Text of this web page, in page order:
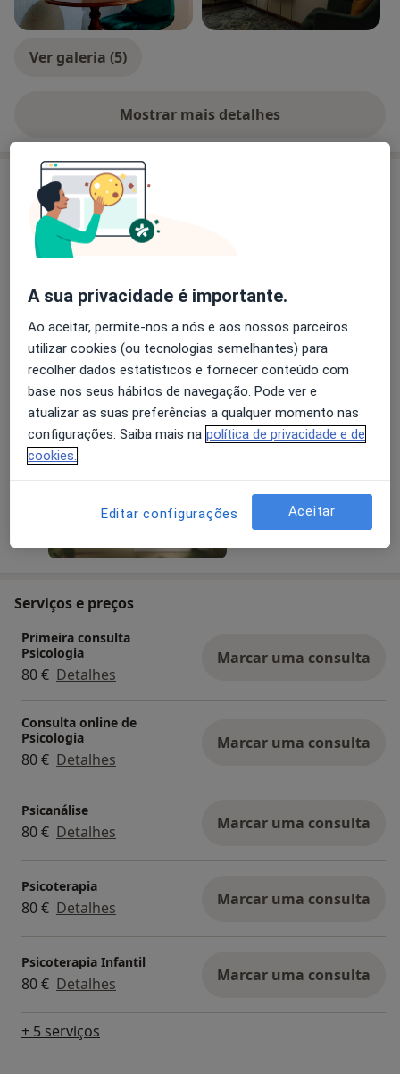
Obrigada e até breve! "
Ver galeria (5)
Mostrar mais detalhes
sobre a experiência
Novidades
Dra. Elaine de Andrade
A psicoterapia é um tratamento que passa pela
fala, portanto, desde que o paciente tenha um
espaço que garanta privacidade na casa, a
psicoterapia online é uma alternativa segura e
eficaz para quem não pode se deslocar ao
consultório presencial
Ler mais
13/08/2022
Serviços e preços
Primeira consulta
Psicologia
80 € Detalhes
Marcar uma consulta
Consulta online de
Psicologia
80 € Detalhes
Marcar uma consulta
Psicanálise
80 € Detalhes Marcar uma consulta
Psicoterapia
80 € Detalhes Marcar uma consulta
Psicoterapia Infantil
80 € Detalhes Marcar uma consulta
+ 5 serviços
A sua privacidade é importante.
Ao aceitar, permite-nos a nós e aos nossos parceiros
utilizar cookies (ou tecnologias semelhantes) para
recolher dados estatísticos e fornecer conteúdo com
base nos seus hábitos de navegação. Pode ver e
atualizar as suas preferências a qualquer momento nas
configurações. Saiba mais na política de privacidade e de
cookies.
Editar configurações Aceitar